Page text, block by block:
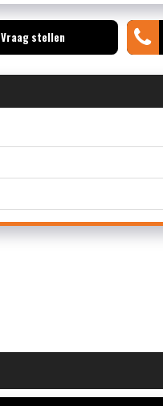
Vraag stellen